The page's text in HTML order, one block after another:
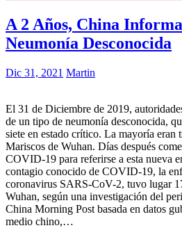
A 2 Años, China
Neumonía Desconocida
Dic 31, 2021 Martin
El 31 de Diciembre de 2019,
de un tipo de neumonía desconocida,
siete en estado crítico. La mayoría eran
Mariscos de Wuhan. Días después
COVID-19 para referirse a esta nueva
contagio conocido de COVID-19, la
coronavirus SARS-CoV-2, tuvo lugar
Wuhan, según una investigación del
China Morning Post basada en datos
medio chino,…